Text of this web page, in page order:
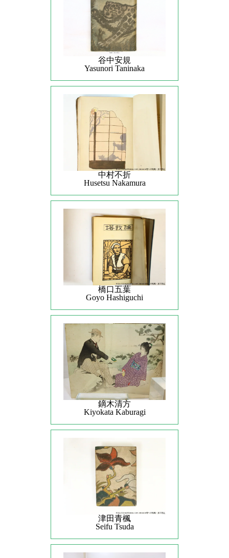
谷中安規
Yasunori Taninaka
中村不折
Husetsu Nakamura
橋口五葉
Goyo Hashiguchi
鏑木清方
Kiyokata Kaburagi
津田青楓
Seifu Tsuda